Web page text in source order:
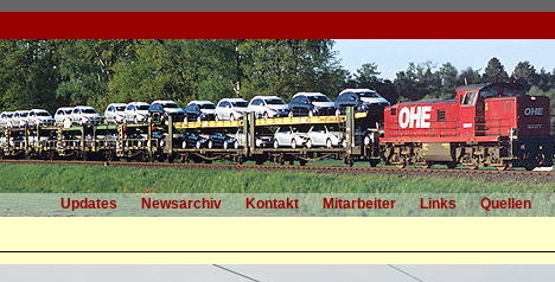
Updates Newsarchiv Kontakt Mitarbeiter Links Quellen